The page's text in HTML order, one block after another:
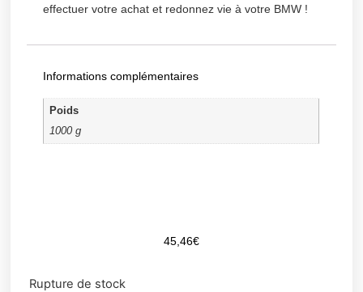
effectuer votre achat et redonnez vie à votre BMW !
Informations complémentaires
Poids
1000 g
45,46€
Rupture de stock